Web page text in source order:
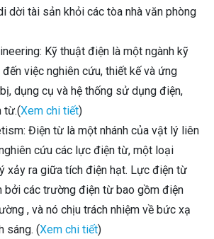
dời tài sản khỏi các tòa nhà văn phòng
Kỹ thuật điện là một ngành kỹ
việc nghiên cứu, thiết kế và ứng
dụng cụ và hệ thống sử dụng điện,
từ.(Xem chi tiết)
Điện từ là một nhánh của vật lý liên
cứu các lực điện từ, một loại
xảy ra giữa tích điện hạt. Lực điện từ
bởi các trường điện từ bao gồm điện
, và nó chịu trách nhiệm về bức xạ
sáng. (Xem chi tiết)